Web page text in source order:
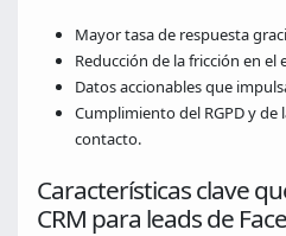
Mayor tasa de respuesta
Reducción de la fricción en
Datos accionables que
Cumplimiento del RGPD y de
contacto.
Características clave
CRM para leads de